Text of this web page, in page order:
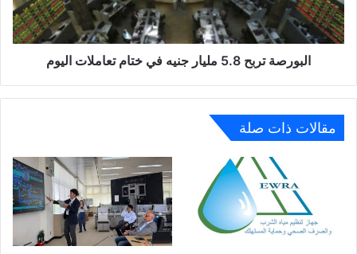
ختام
تعاملات
اليوم
البورصة تربح 5.8 مليار جنيه في ختام تعاملات اليوم
مقالات ذات صلة